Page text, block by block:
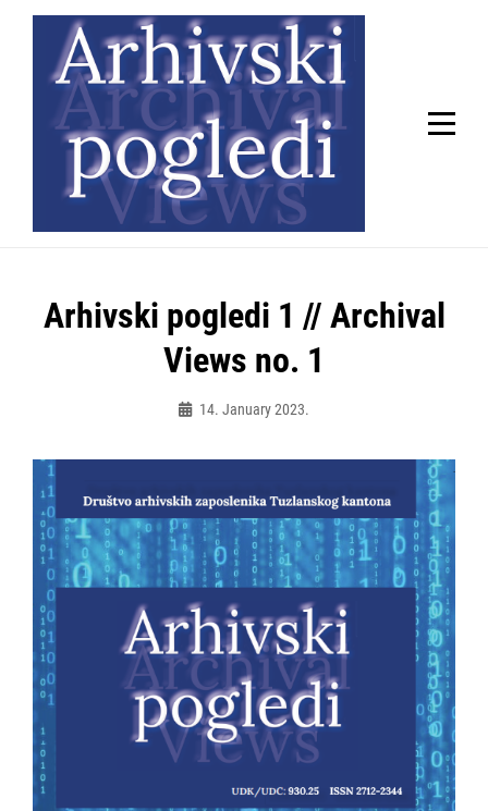
Skip
content
Arhivski pogledi 1 // Archival
Views no. 1
14. January 2023.